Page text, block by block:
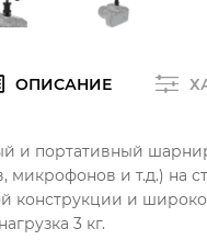
ОПИСАНИЕ
и портативный
микрофонов и т.д.) на
конструкции и
3 кг.